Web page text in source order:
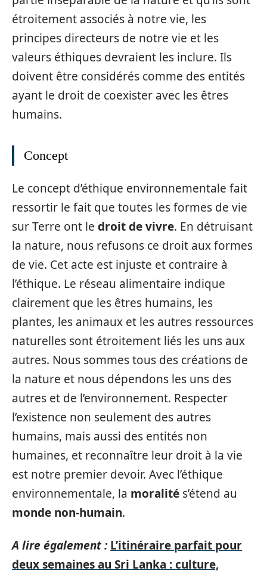
étroitement associés à notre vie, les
principes directeurs de notre vie et les
valeurs éthiques devraient les inclure. Ils
doivent être considérés comme des entités
ayant le droit de coexister avec les êtres
humains.
Concept
Le concept d’éthique environnementale fait
ressortir le fait que toutes les formes de vie
sur Terre ont le droit de vivre. En détruisant
la nature, nous refusons ce droit aux formes
de vie. Cet acte est injuste et contraire à
l’éthique. Le réseau alimentaire indique
clairement que les êtres humains, les
plantes, les animaux et les autres ressources
naturelles sont étroitement liés les uns aux
autres. Nous sommes tous des créations de
la nature et nous dépendons les uns des
autres et de l’environnement. Respecter
l’existence non seulement des autres
humains, mais aussi des entités non
humaines, et reconnaître leur droit à la vie
est notre premier devoir. Avec l’éthique
environnementale, la moralité s’étend au
monde non-humain.
A lire également : L’itinéraire parfait pour
deux semaines au Sri Lanka : culture,